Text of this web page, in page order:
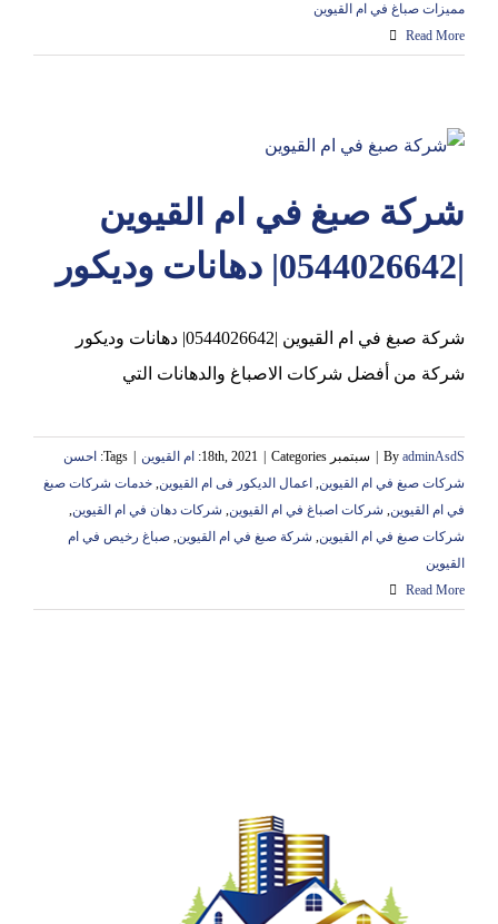
مميزات صباغ في ام القيوين
Read More
شركة صبغ في ام القيوين
|0544026642| دهانات وديكور
شركة صبغ في ام القيوين |0544026642| دهانات وديكور
شركة من أفضل شركات الاصباغ والدهانات التي
By adminAsdS سبتمبر 18th, 2021 Categories: ام القيوين Tags:
احسن
شركات صبغ في ام القيوين, اعمال الديكور فى ام القيوين, خدمات شركات صبغ
في ام القيوين, شركات اصباغ في ام القيوين, شركات دهان في ام القيوين,
شركات صبغ في ام القيوين, شركة صبغ في ام القيوين, صباغ رخيص في ام
القيوين
Read More